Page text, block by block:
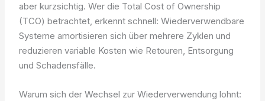
aber kurzsichtig. Wer die Total Cost of Ownership
(TCO) betrachtet, erkennt schnell: Wiederverwendbare
Systeme amortisieren sich über mehrere Zyklen und
reduzieren variable Kosten wie Retouren, Entsorgung
und Schadensfälle.
Warum sich der Wechsel zur Wiederverwendung lohnt: